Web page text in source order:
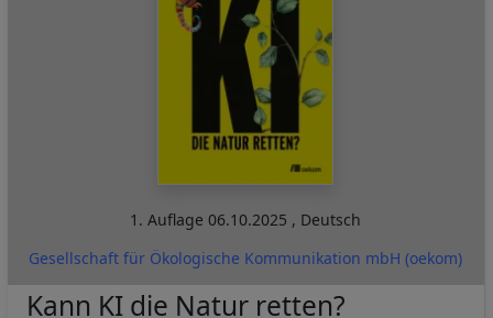
1. Auflage06.10.2025 , Deutsch
Gesellschaft für Ökologische Kommunikation mbH (oekom)
Kann KI die Natur retten?